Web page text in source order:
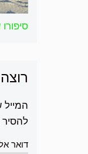
סיפורו
המייל
דואר